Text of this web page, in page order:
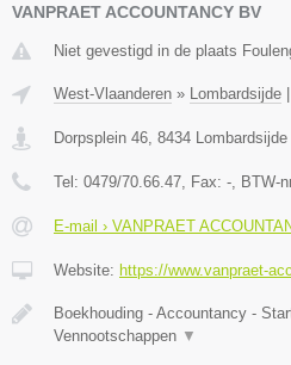
VANPRAET ACCOUNTANCY BV
Niet gevestigd in de plaats
West-Vlaanderen » Lombardsijde |
Dorpsplein 46 8434 Lombardsijde
Tel: 0479/70.66.47 , Fax: - , BTW-
E-mail › VANPRAET
Website: https://www.vanpraet-
Boekhouding - Accountancy -
Vennootschappen ▼